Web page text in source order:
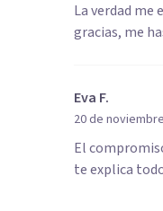
La verdad
gracias, me
Eva F.
20 de
El
te explica